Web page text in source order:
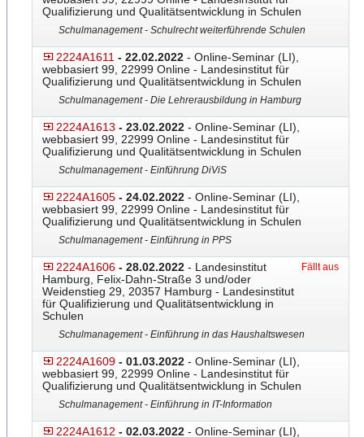
Qualifizierung und Qualitätsentwicklung in Schulen
Schulmanagement - Schulrecht weiterführende Schulen
2224A1611 - 22.02.2022 - Online-Seminar (LI),
webbasiert 99, 22999 Online - Landesinstitut für
Qualifizierung und Qualitätsentwicklung in Schulen
Schulmanagement - Die Lehrerausbildung in Hamburg
2224A1613 - 23.02.2022 - Online-Seminar (LI),
webbasiert 99, 22999 Online - Landesinstitut für
Qualifizierung und Qualitätsentwicklung in Schulen
Schulmanagement - Einführung DiViS
2224A1605 - 24.02.2022 - Online-Seminar (LI),
webbasiert 99, 22999 Online - Landesinstitut für
Qualifizierung und Qualitätsentwicklung in Schulen
Schulmanagement - Einführung in PPS
2224A1606 - 28.02.2022 - Landesinstitut
Hamburg, Felix-Dahn-Straße 3 und/oder
Weidenstieg 29, 20357 Hamburg - Landesinstitut
für Qualifizierung und Qualitätsentwicklung in
Schulen
Fällt aus
Schulmanagement - Einführung in das Haushaltswesen
2224A1609 - 01.03.2022 - Online-Seminar (LI),
webbasiert 99, 22999 Online - Landesinstitut für
Qualifizierung und Qualitätsentwicklung in Schulen
Schulmanagement - Einführung in IT-Information
2224A1612 - 02.03.2022 - Online-Seminar (LI),